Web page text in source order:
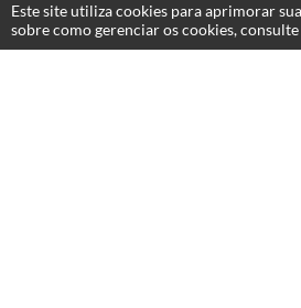
Este site utiliza cookies para aprimorar
sobre como gerenciar os cookies, consulte